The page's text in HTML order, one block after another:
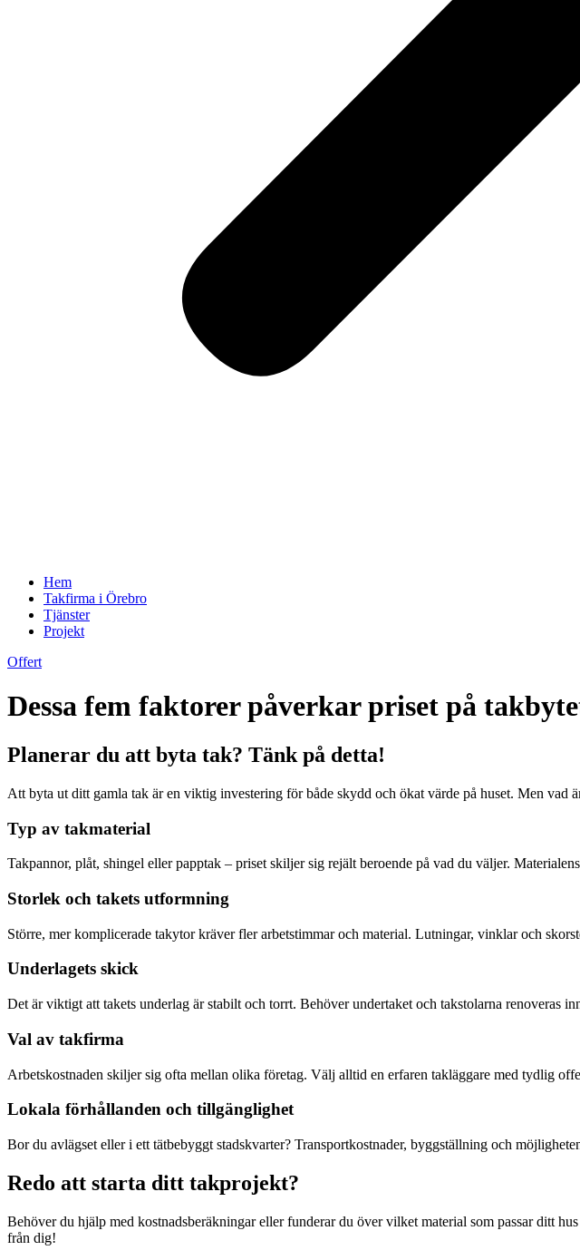
Hem
Takfirma i Örebro
Tjänster
Projekt
Offert
Dessa fem faktorer påverkar priset på
Planerar du att byta tak? Tänk på detta!
Att byta ut ditt gamla tak är en viktig investering för både skydd och ökat värde på huset. Men
Typ av takmaterial
Takpannor, plåt, shingel eller papptak – priset skiljer sig rejält beroende på vad du väljer.
Storlek och takets utformning
Större, mer komplicerade takytor kräver fler arbetstimmar och material. Lutningar, vinklar och
Underlagets skick
Det är viktigt att takets underlag är stabilt och torrt. Behöver undertaket och takstolarna renoveras
Val av takfirma
Arbetskostnaden skiljer sig ofta mellan olika företag. Välj alltid en erfaren takläggare med tydlig
Lokala förhållanden och tillgänglighet
Bor du avlägset eller i ett tätbebyggt stadskvarter? Transportkostnader, byggställning och
Redo att starta ditt takprojekt?
Behöver du hjälp med kostnadsberäkningar eller funderar du över vilket material som passar ditt
från dig!